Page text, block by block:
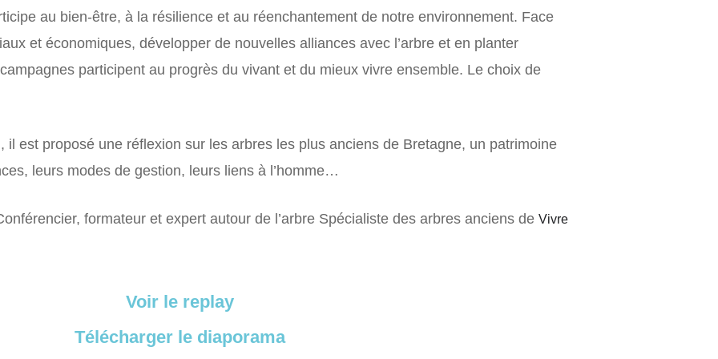
au bien-être, à la résilience et au réenchantement de notre environnement. Face
et économiques, développer de nouvelles alliances avec l’arbre et en planter
participent au progrès du vivant et du mieux vivre ensemble. Le choix de
il est proposé une réflexion sur les arbres les plus anciens de Bretagne, un patrimoine
leurs modes de gestion, leurs liens à l’homme…
formateur et expert autour de l’arbre Spécialiste des arbres anciens de Vivre
Voir le replay
Télécharger le diaporama